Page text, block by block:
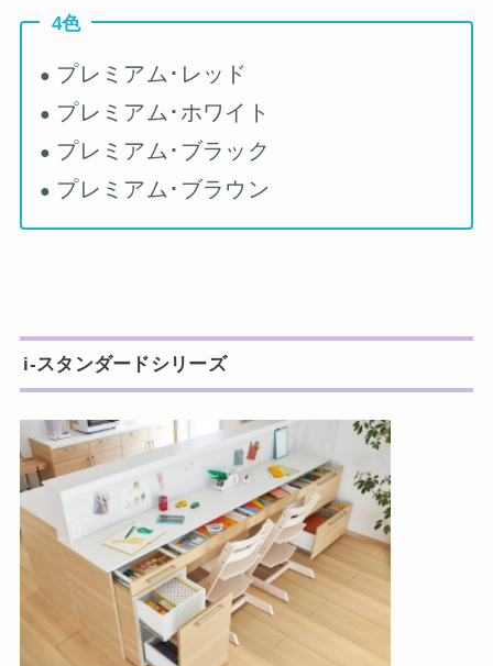
4色
● プレミアム･レッド
● プレミアム･ホワイト
● プレミアム･ブラック
● プレミアム･ブラウン
i-スタンダードシリーズ